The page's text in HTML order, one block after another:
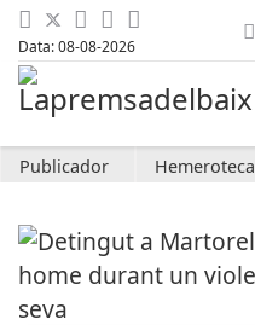
Data: 08-08-2026
Publicador Hemeroteca